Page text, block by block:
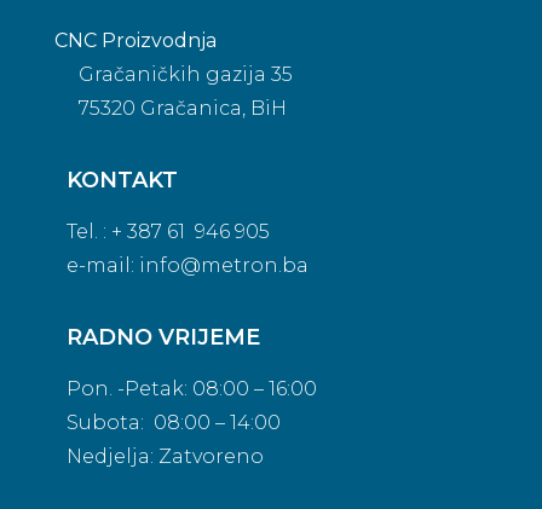
CNC Proizvodnja
Gračaničkih gazija 35
75320 Gračanica, BiH
KONTAKT
Tel. : + 387 61 946 905
e-mail: info@metron.ba
RADNO VRIJEME
Pon. -Petak: 08:00 – 16:00
Subota: 08:00 – 14:00
Nedjelja: Zatvoreno